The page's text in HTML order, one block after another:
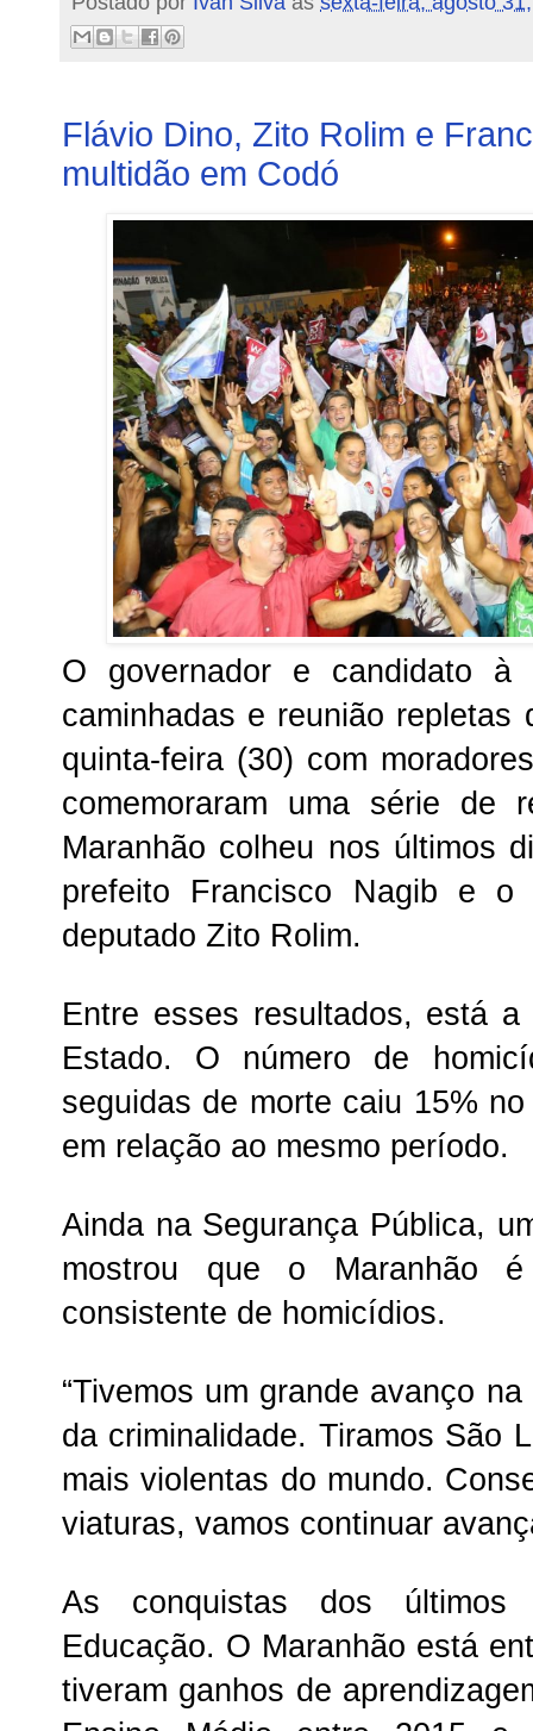
Flávio Dino, Zito Rolim e
multidão em Codó
O governador e candidato à
caminhadas e reunião repletas
quinta-feira (30) com
comemoraram uma série de
Maranhão colheu nos últimos
prefeito Francisco Nagib e o
deputado Zito Rolim.
Entre esses resultados, está
Estado. O número de
seguidas de morte caiu 15%
em relação ao mesmo período.
Ainda na Segurança Pública,
mostrou que o Maranhão
consistente de homicídios.
“Tivemos um grande avanço
da criminalidade. Tiramos São
mais violentas do mundo.
viaturas, vamos continuar
As conquistas dos
Educação. O Maranhão está
tiveram ganhos de